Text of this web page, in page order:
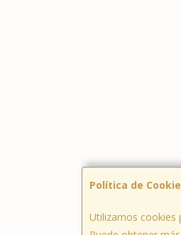
Política de
Utilizamos cookies